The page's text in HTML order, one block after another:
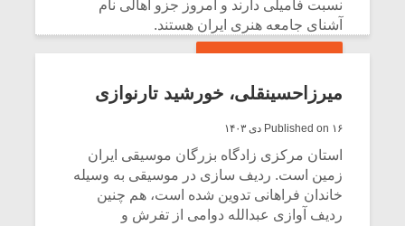
نسبت فامیلی دارند و امروز جزو اهالی نام
آشنای جامعه هنری ایران هستند.
میرزاحسینقلی، خورشید تارنوازی
Published on ۱۶ دی ۱۴۰۳
استان مرکزی زادگاه بزرگان موسیقی ایران
زمین است. ردیف سازی در موسیقی به وسیله
خاندان فراهانی تدوین شده است، هم چنین
ردیف آوازی عبدالله دوامی از تفرش و